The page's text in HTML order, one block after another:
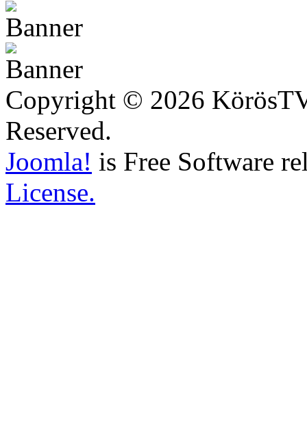
Copyright © 2026
Reserved.
Joomla! is Free Software
License.